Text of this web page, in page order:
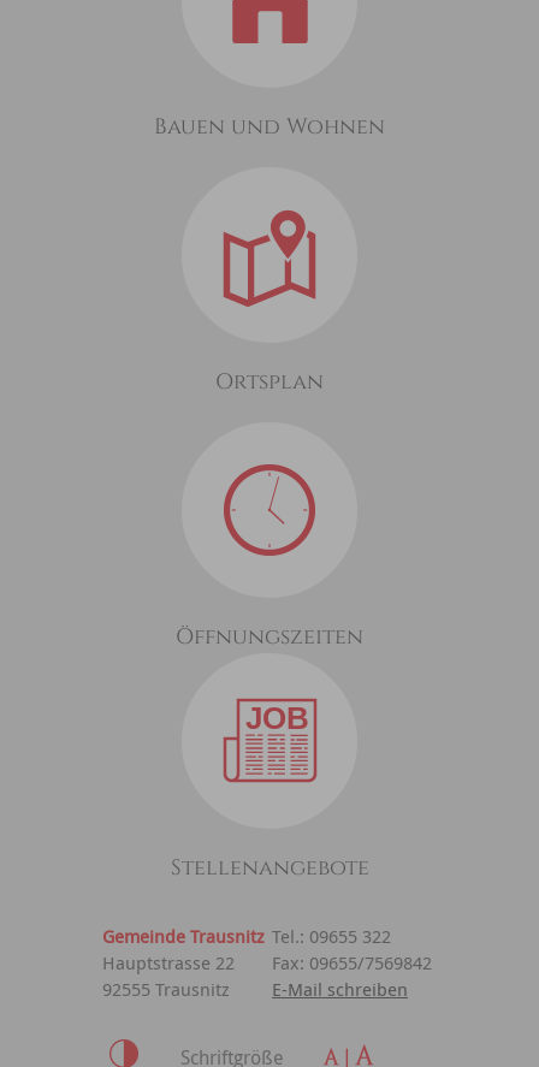
Bauen und Wohnen
Ortsplan
Öffnungszeiten
Stellenangebote
Gemeinde Trausnitz Tel.: 09655 322
Hauptstrasse 22
Fax: 09655/7569842
92555 Trausnitz
E-Mail schreiben
Schriftgröße